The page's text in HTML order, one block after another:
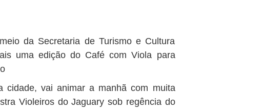
da Secretaria de Turismo e Cultura
uma edição do Café com Viola para
cidade, vai animar a manhã com muita
Violeiros do Jaguary sob regência do